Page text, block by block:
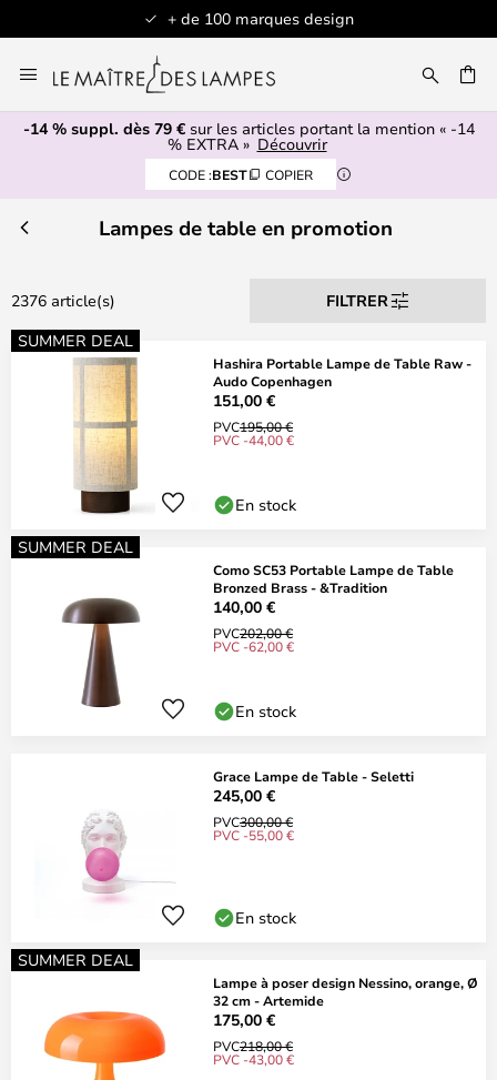
Articles en stock expédiés sous 1 jour ouvré
au
contenu
-14 % suppl. dès 79 €sur les articles portant la mention « -14
% EXTRA » Découvrir
CODE :BEST COPIER
Lampes de table en promotion
2376 article(s)
FILTRER
SUMMER DEAL
Hashira Portable Lampe de Table Raw -
Audo Copenhagen
151,00 €
PVC195,00 €
PVC -44,00 €
En stock
SUMMER DEAL
Como SC53 Portable Lampe de Table
Bronzed Brass - &Tradition
140,00 €
PVC202,00 €
PVC -62,00 €
En stock
Grace Lampe de Table - Seletti
245,00 €
PVC300,00 €
PVC -55,00 €
En stock
SUMMER DEAL
Lampe à poser design Nessino, orange, Ø
32 cm - Artemide
175,00 €
PVC218,00 €
PVC -43,00 €